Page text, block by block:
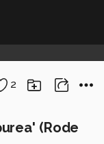
2
(Rode